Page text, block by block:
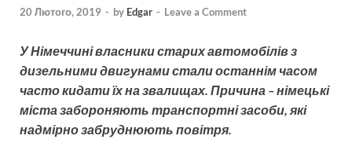
20 Лютого, 2019 - by Edgar - Leave a Comment
У Німеччині власники старих автомобілів з
дизельними двигунами стали останнім часом
часто кидати їх на звалищах. Причина – німецькі
міста забороняють транспортні засоби, які
надмірно забруднюють повітря.